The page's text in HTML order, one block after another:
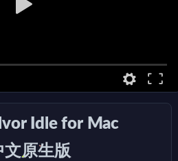
Idle for Mac
原生版